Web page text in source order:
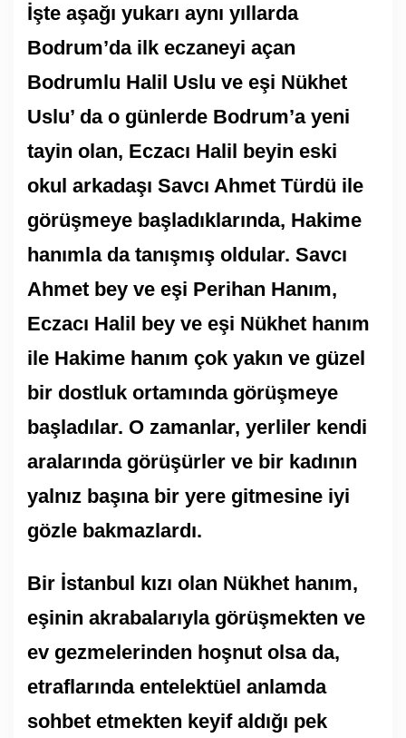
İşte aşağı yukarı aynı yıllarda
Bodrum’da ilk eczaneyi açan
Bodrumlu Halil Uslu ve eşi Nükhet
Uslu’ da o günlerde Bodrum’a yeni
tayin olan, Eczacı Halil beyin eski
okul arkadaşı Savcı Ahmet Türdü ile
görüşmeye başladıklarında, Hakime
hanımla da tanışmış oldular. Savcı
Ahmet bey ve eşi Perihan Hanım,
Eczacı Halil bey ve eşi Nükhet hanım
ile Hakime hanım çok yakın ve güzel
bir dostluk ortamında görüşmeye
başladılar. O zamanlar, yerliler kendi
aralarında görüşürler ve bir kadının
yalnız başına bir yere gitmesine iyi
gözle bakmazlardı.
Bir İstanbul kızı olan Nükhet hanım,
eşinin akrabalarıyla görüşmekten ve
ev gezmelerinden hoşnut olsa da,
etraflarında entelektüel anlamda
sohbet etmekten keyif aldığı pek